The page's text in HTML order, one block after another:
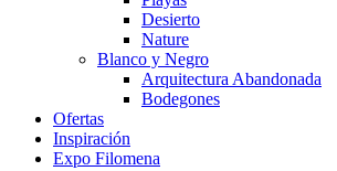
Desierto
Nature
Blanco y Negro
Arquitectura Abandonada
Bodegones
Ofertas
Inspiración
Expo Filomena